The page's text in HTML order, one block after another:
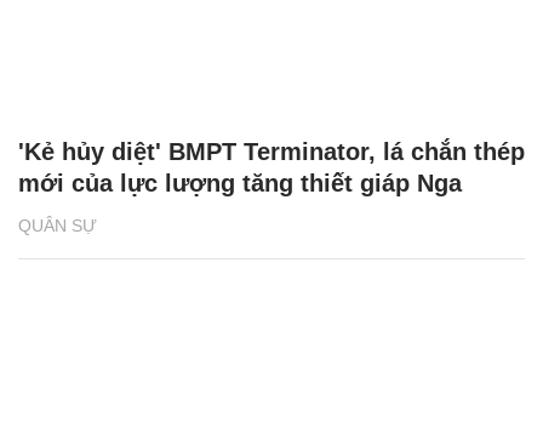
QUÂN SỰ
'Kẻ hủy diệt' BMPT Terminator, lá chắn thép
mới của lực lượng tăng thiết giáp Nga